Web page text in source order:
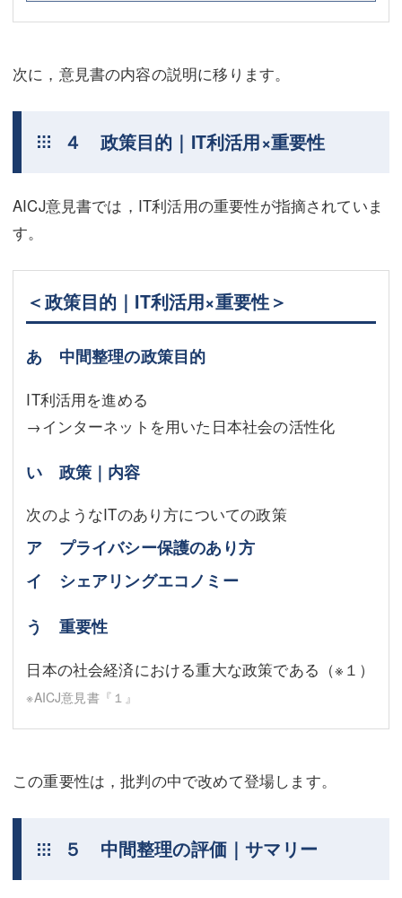
次に，意見書の内容の説明に移ります。
４ 政策目的｜IT利活用×重要性
AICJ意見書では，IT利活用の重要性が指摘されていま
す。
＜政策目的｜IT利活用×重要性＞
あ 中間整理の政策目的
IT利活用を進める
→インターネットを用いた日本社会の活性化
い 政策｜内容
次のようなITのあり方についての政策
ア プライバシー保護のあり方
イ シェアリングエコノミー
う 重要性
日本の社会経済における重大な政策である （※１）
※AICJ意見書『１』
この重要性は，批判の中で改めて登場します。
５ 中間整理の評価｜サマリー